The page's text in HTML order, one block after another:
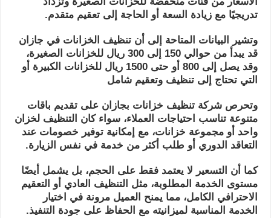
تدريجيًا مع زيادة السعة أو الحاجة إلى تعقيم متقدم.
وتشير البيانات المتاحة إلى أن تنظيف الخزانات في جازان
قد يبدأ من حوالي 150 إلى 300 ريال للخزانات الصغيرة،
وقد يصل إلى 800 أو حتى 1500 ريال للخزانات الكبيرة أو
التي تحتاج إلى تنظيف وتعقيم شامل
وتحرص شركة تنظيف خزانات بجازان على تقديم باقات
متنوعة تناسب احتياجات العملاء، سواء كان التنظيف لخزان
واحد أو مجموعة خزانات، مع إمكانية توفير خصومات عند
التعاقد الدوري أو طلب أكثر من خدمة في نفس الزيارة.
كما أن التسعير لا يعتمد فقط على الحجم، بل يشمل أيضًا
مستوى الخدمة المطلوبة، مثل التنظيف العادي أو التعقيم
الاحترافي الكامل، مما يمنح العميل مرونة في اختيار
الخدمة المناسبة لميزانيته مع الحفاظ على جودة التنفيذ.